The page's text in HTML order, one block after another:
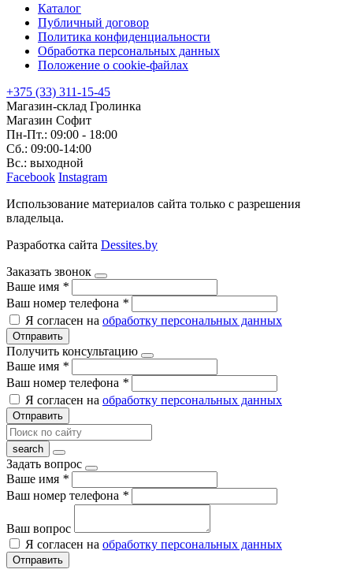
Каталог
Публичный договор
Политика конфиденциальности
Обработка персональных данных
Положение о cookie-файлах
+375 (33) 311-15-45
Магазин-склад Гролинка
Магазин Софит
Пн-Пт.: 09:00 - 18:00
Сб.: 09:00-14:00
Вс.: выходной
Facebook Instagram
Использование материалов сайта только с разрешения
владельца.
Разработка сайта Dessites.by
Заказать звонок
Ваше имя *
Ваш номер телефона *
Я согласен на обработку персональных данных
Отправить
Получить консультацию
Ваше имя *
Ваш номер телефона *
Я согласен на обработку персональных данных
Отправить
Задать вопрос
Ваше имя *
Ваш номер телефона *
Ваш вопрос
Я согласен на обработку персональных данных
Отправить